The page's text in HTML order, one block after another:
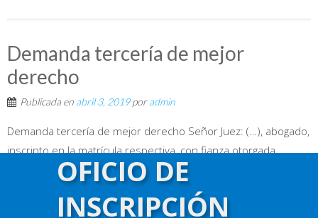
Demanda tercería de mejor
derecho
Publicada en abril 3, 2019poradmin
Demanda tercería de mejor derecho Señor Juez: (…), abogado,
inscripto en la matrícula respectiva, con fianza otorgada
vigente, constituyendo domicilio legal en (…), ante VS.
respetuosamente comparezco y digo: Tal como lo acredito
con el poder especial que en original y copia acompaño, soy
OFICIO DE
INSCRIPCIÓN